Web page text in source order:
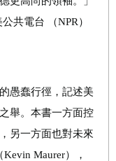
共電台 （NPR）
愚蠢行徑，記述美
舉。本書一方面控
另一方面也對未來
Maurer），